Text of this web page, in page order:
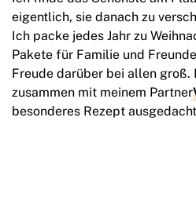
eigentlich, sie danach zu
Ich packe jedes Jahr zu
Pakete für Familie und
Freude darüber bei allen
zusammen mit meinem Partner
besonderes Rezept